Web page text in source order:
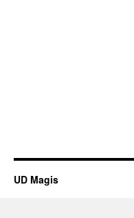
UD Magis